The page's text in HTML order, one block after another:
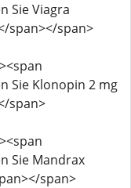
Sie Viagra
span></span>
Sie Klonopin 2 mg
span>
Sie Mandrax
span>